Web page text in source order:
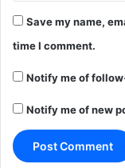
Save my name,
time I comment.
Notify me of
Notify me of new